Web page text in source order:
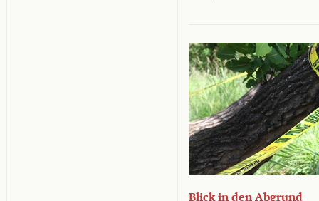
Blick in den Abgrund